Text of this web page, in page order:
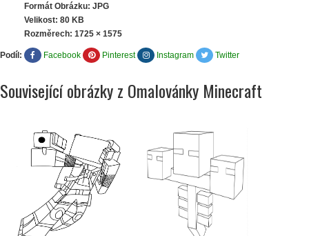
Formát Obrázku: JPG
Velikost: 80 KB
Rozměrech: 1725 × 1575
Podíl: Facebook Pinterest Instagram Twitter
Související obrázky z Omalovánky Minecraft